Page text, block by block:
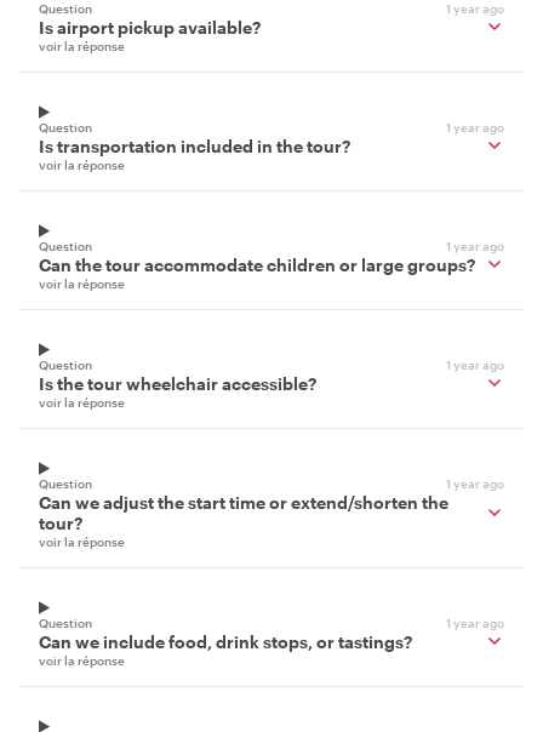
Question 1 year ago
Is airport pickup available?
voir la réponse
Question 1 year ago
Is transportation included in the tour?
voir la réponse
Question 1 year ago
Can the tour accommodate children or large groups?
voir la réponse
Question 1 year ago
Is the tour wheelchair accessible?
voir la réponse
Question 1 year ago
Can we adjust the start time or extend/shorten the
tour?
voir la réponse
Question 1 year ago
Can we include food, drink stops, or tastings?
voir la réponse